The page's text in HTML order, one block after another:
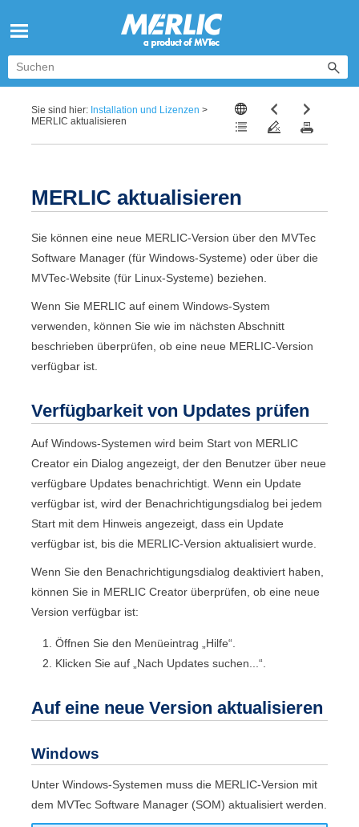
Sie sind hier: Installation und Lizenzen >
MERLIC aktualisieren
MERLIC aktualisieren
Sie können eine neue MERLIC-Version über den MVTec
Software Manager (für Windows-Systeme) oder über die
MVTec-Website (für Linux-Systeme) beziehen.
Wenn Sie MERLIC auf einem Windows-System
verwenden, können Sie wie im nächsten Abschnitt
beschrieben überprüfen, ob eine neue MERLIC-Version
verfügbar ist.
Verfügbarkeit von Updates prüfen
Auf Windows-Systemen wird beim Start von MERLIC
Creator ein Dialog angezeigt, der den Benutzer über neue
verfügbare Updates benachrichtigt. Wenn ein Update
verfügbar ist, wird der Benachrichtigungsdialog bei jedem
Start mit dem Hinweis angezeigt, dass ein Update
verfügbar ist, bis die MERLIC-Version aktualisiert wurde.
Wenn Sie den Benachrichtigungsdialog deaktiviert haben,
können Sie in MERLIC Creator überprüfen, ob eine neue
Version verfügbar ist:
Öffnen Sie den Menüeintrag „Hilfe“.
Klicken Sie auf „Nach Updates suchen...“.
Auf eine neue Version aktualisieren
Windows
Unter Windows-Systemen muss die MERLIC-Version mit
dem MVTec Software Manager (SOM) aktualisiert werden.